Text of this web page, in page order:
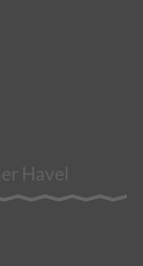
Havel